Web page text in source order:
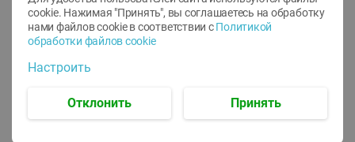
- 22
5.79
Икра трески
тихоокеанской
Икра сельди
тихоокеанской Лунское
cookie. Нажимая "Принять", вы соглашаетесь на обработку
нами файлов cookie в соответствии с Политикой
обработки файлов cookie
Настроить
Отклонить Принять